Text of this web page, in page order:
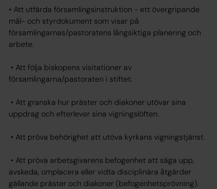
• Att utfärda församlingsinstruktion - ett övergripande
mål- och styrdokument som visar på
församlingarnas/pastoratens långsiktiga planering och
arbete.
• Att följa biskopens visitationer av
församlingarna/pastoraten i stiftet.
• Att granska hur präster och diakoner utövar sina
uppdrag och efterlever sina vigningslöften.
• Att pröva behörighet att utöva kyrkans vigningstjänst.
• Att pröva arbetsgivarens befogenhet att säga upp,
avskeda, omplacera eller vidta disciplinära åtgärder
gällande präster och diakoner (befogenhetsprövning).